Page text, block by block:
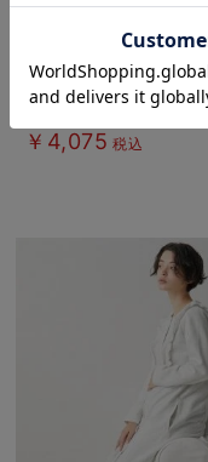
綿混ボーダー柄ロングワン
ジャマ マタニティ・授乳パ
【出産後も長く使える】
アリー）
￥4,075 税込
お気